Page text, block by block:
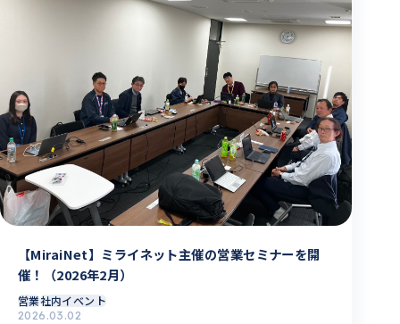
【MiraiNet】ミライネット主催の営業セミナーを開
催！（2026年2月）
営業社内イベント
2026.03.02